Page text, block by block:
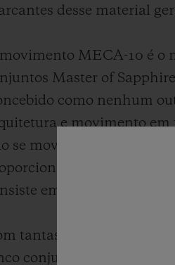
desse material
MECA-10 é o
Master of
como nenhum
e movimento em
se movem todas na
por meio de
em uma
tantas peças
conjuntos Big Bang